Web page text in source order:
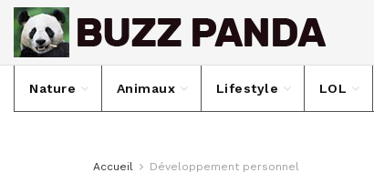
Nature Animaux Lifestyle LOL
Accueil Développement personnel